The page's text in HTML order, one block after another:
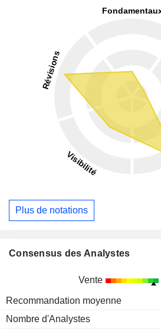
Plus de notations
Consensus des Analystes
Vente
Recommandation moyenne
Nombre d'Analystes